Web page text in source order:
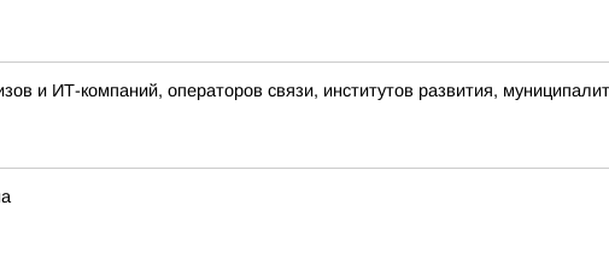
и ИТ-компаний, операторов связи, институтов развития,